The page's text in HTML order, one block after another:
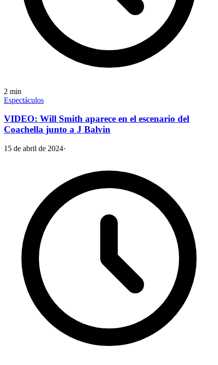
2 min
Espectáculos
VIDEO: Will Smith aparece en el escenario del
Coachella junto a J Balvin
15 de abril de 2024·